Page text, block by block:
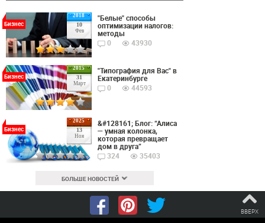
2018
10
Фев
Бизнес
"Белые" способы
оптимизации налогов:
методы
0
43930
2015
31
Март
Бизнес
"Типография для Вас" в
Екатеринбурге
0
44593
2025
13
Ноя
Бизнес
&#128161; Блог: “Алиса
— умная колонка,
которая превращает
дом в друга”
324
35403
БОЛЬШЕ НОВОСТЕЙ
ВВЕРХ